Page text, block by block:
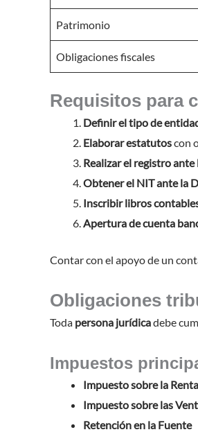
Patrimonio
Obligaciones fiscales
Requisitos para
Definir el tipo de
Elaborar estatutoscon
Realizar el registro
Obtener el NIT ante la
Inscribir libros
Apertura de cuenta
Contar con el apoyo de un
Obligaciones
Toda persona jurídicadebe
Impuestos
Impuesto sobre la Renta
Impuesto sobre las
Retención en la Fuente